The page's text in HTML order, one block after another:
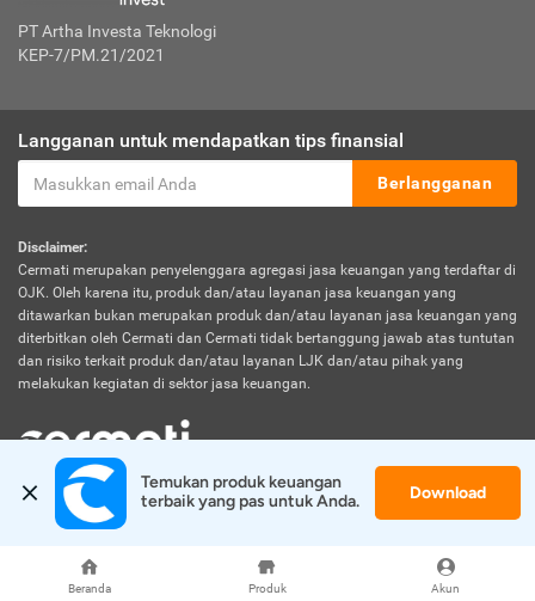
Beranda Produk Akun
PT Artha Investa Teknologi
KEP-7/PM.21/2021
Langganan untuk mendapatkan tips finansial
Berlangganan
Disclaimer:
Cermati merupakan penyelenggara agregasi jasa keuangan yang terdaftar di
OJK. Oleh karena itu, produk dan/atau layanan jasa keuangan yang
ditawarkan bukan merupakan produk dan/atau layanan jasa keuangan yang
diterbitkan oleh Cermati dan Cermati tidak bertanggung jawab atas tuntutan
dan risiko terkait produk dan/atau layanan LJK dan/atau pihak yang
melakukan kegiatan di sektor jasa keuangan.
© 2026 Cermati. All Rights Reserved.
Temukan produk keuangan
terbaik yang pas untuk Anda.
Download